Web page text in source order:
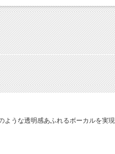
ような透明感あふれるボーカルを実現